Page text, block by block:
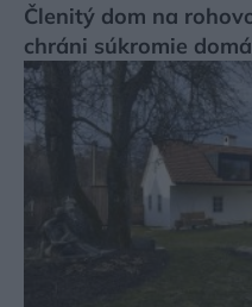
Členitý dom na
chráni súkromie